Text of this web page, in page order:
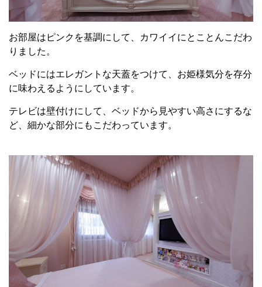
お部屋はピンクを基調にして、カワイイにとことんこだわ
りました。
ベッドにはエレガントな天蓋をつけて、お姫様気分を存分
に味わえるようにしています。
テレビは壁付けにして、ベッドから見やすい高さにするな
ど、細かな部分にもこだわっています。